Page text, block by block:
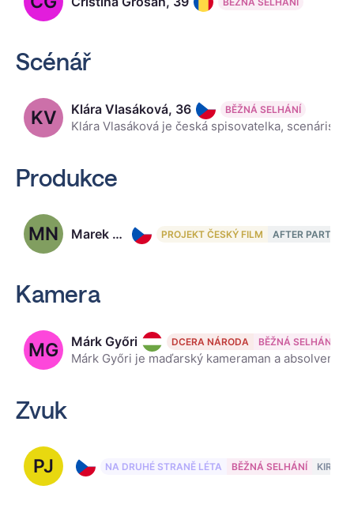
Scénář
KV Klára Vlasáková, 36 BĚŽNÁ SELHÁNÍ
Produkce
MN Marek Novák PROJEKT ČESKÝ FILM AFTER PARTY
Kamera
MG Márk Győri DCERA NÁRODA BĚŽNÁ SELHÁNÍ
Zvuk
PJ Pavel JanNA DRUHÉ STRANĚ LÉTA BĚŽNÁ SELHÁNÍ